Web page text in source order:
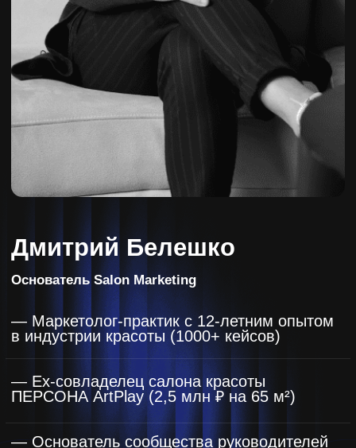
Принять участие
150 источников
привлечения
клиентов для
ежедневно смотрят более
500 предпринимателей
Посмотрите отзывы руководителей
после применения этих методик